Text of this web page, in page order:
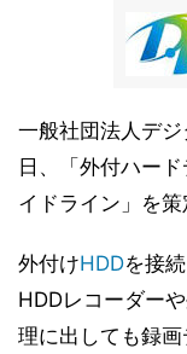
一般社団法人デ
日、「外付ハー
イドライン」を策
外付けHDDを接
HDDレコーダー
理に出しても録